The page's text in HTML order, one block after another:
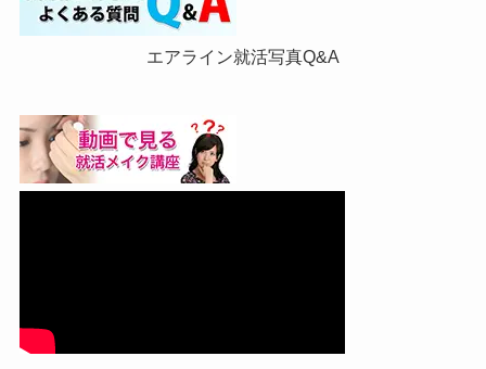
エアライン就活写真Q&A